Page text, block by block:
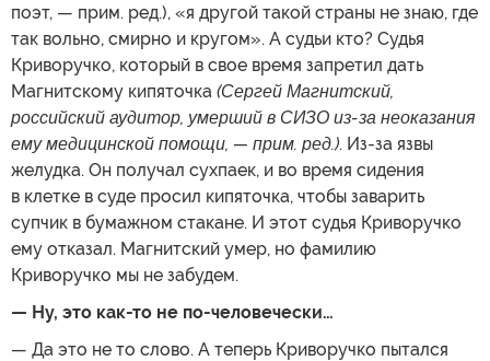
поэт, — прим. ред.), «я другой такой страны не знаю, где
так вольно, смирно и кругом». А судьи кто? Судья
Криворучко, который в свое время запретил дать
Магнитскому кипяточка (Сергей Магнитский,
российский аудитор, умерший в СИЗО из-за неоказания
ему медицинской помощи, — прим. ред.). Из-за язвы
желудка. Он получал сухпаек, и во время сидения
в клетке в суде просил кипяточка, чтобы заварить
супчик в бумажном стакане. И этот судья Криворучко
ему отказал. Магнитский умер, но фамилию
Криворучко мы не забудем.
— Ну, это как-то не по-человечески…
— Да это не то слово. А теперь Криворучко пытался